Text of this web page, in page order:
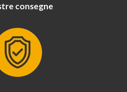
consegne